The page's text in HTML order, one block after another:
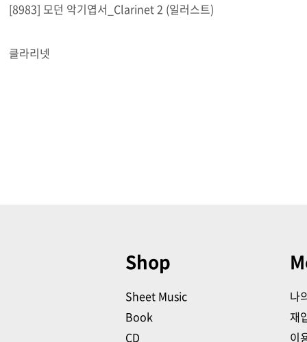
[8983] 모던 악기엽서_Clarinet 2 (일러스트)
클라리넷
Shop
Sheet Music
Book
CD
나
재
이